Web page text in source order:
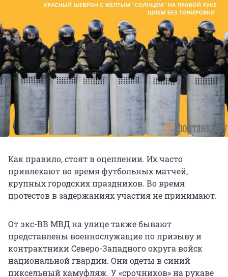
Как правило, стоят в оцеплении. Их часто
привлекают во время футбольных матчей,
крупных городских праздников. Во время
протестов в задержаниях участия не принимают.
От экс-ВВ МВД на улице также бывают
представлены военнослужащие по призыву и
контрактники Северо-Западного округа войск
национальной гвардии. Они одеты в синий
пиксельный камуфляж. У «срочников» на рукаве